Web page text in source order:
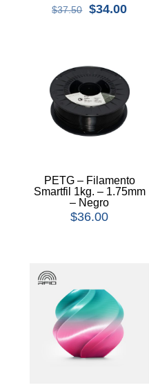
$37.50 $34.00
PETG – Filamento
Smartfil 1kg. – 1.75mm
– Negro
$36.00